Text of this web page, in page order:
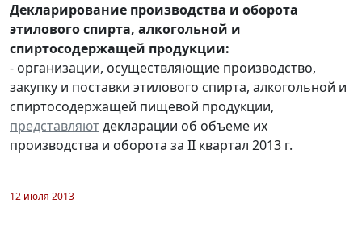
Декларирование производства и оборота
этилового спирта, алкогольной и
спиртосодержащей продукции:
- организации, осуществляющие производство,
закупку и поставки этилового спирта, алкогольной и
спиртосодержащей пищевой продукции,
представляютдекларации об объеме их
производства и оборота за II квартал 2013 г.
12 июля 2013